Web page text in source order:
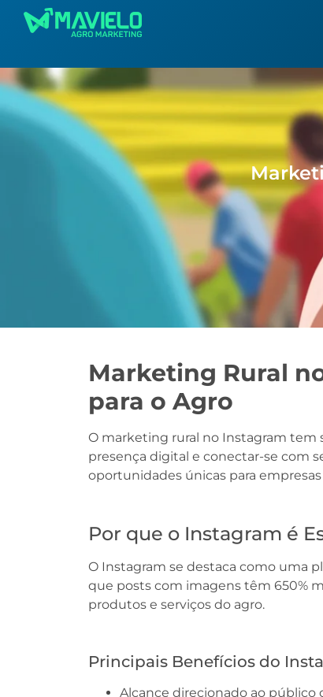
Marketing Rural
para o Agro
O marketing rural no Instagram tem
presença digital e conectar-se com
oportunidades únicas para
Por que o Instagram é
O Instagram se destaca como uma
que posts com imagens têm 650%
produtos e serviços do agro.
Principais Benefícios do
Alcance direcionado ao público